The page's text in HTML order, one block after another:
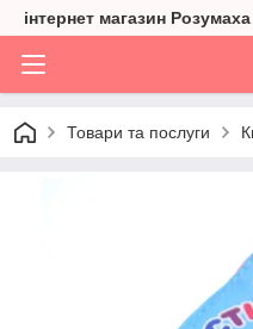
інтернет магазин
Товари та послуги